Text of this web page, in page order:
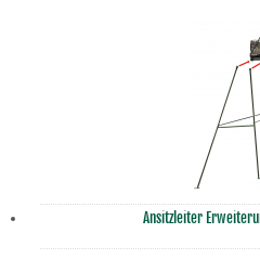
Ansitzleiter